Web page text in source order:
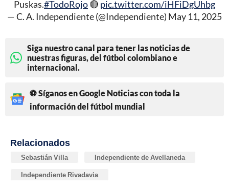
Puskas.#TodoRojo🔴 pic.twitter.com/iHFiDgUhbg
— C. A. Independiente (@Independiente) May 11, 2025
Siga nuestro canal para tener las noticias de
nuestras figuras, del fútbol colombiano e
internacional.
⚽ Síganos en Google Noticias con toda la
información del fútbol mundial
Relacionados
Sebastián Villa Independiente de Avellaneda
Independiente Rivadavia